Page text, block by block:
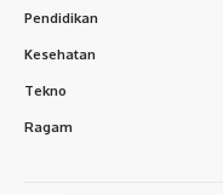
Pendidikan
Kesehatan
Tekno
Ragam